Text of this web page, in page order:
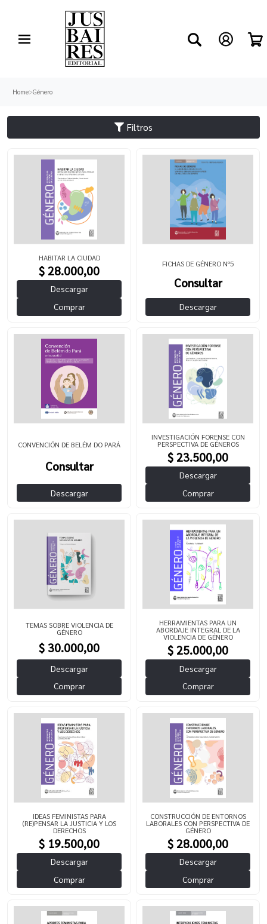
Home>Género
Filtros
HABITAR LA CIUDAD
$ 28.000,00
Descargar
Comprar
FICHAS DE GÉNERO Nº5
Consultar
Descargar
CONVENCIÓN DE BELÉM DO PARÁ
Consultar
Descargar
INVESTIGACIÓN FORENSE CON
PERSPECTIVA DE GÉNEROS
$ 23.500,00
Descargar
Comprar
TEMAS SOBRE VIOLENCIA DE
GÉNERO
$ 30.000,00
Descargar
Comprar
HERRAMIENTAS PARA UN
ABORDAJE INTEGRAL DE LA
VIOLENCIA DE GÉNERO
$ 25.000,00
Descargar
Comprar
IDEAS FEMINISTAS PARA
(RE)PENSAR LA JUSTICIA Y LOS
DERECHOS
$ 19.500,00
Descargar
Comprar
CONSTRUCCIÓN DE ENTORNOS
LABORALES CON PERSPECTIVA DE
GÉNERO
$ 28.000,00
Descargar
Comprar